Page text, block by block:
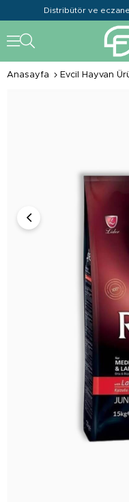
Distribütör ve
Anasayfa Evcil Hayvan